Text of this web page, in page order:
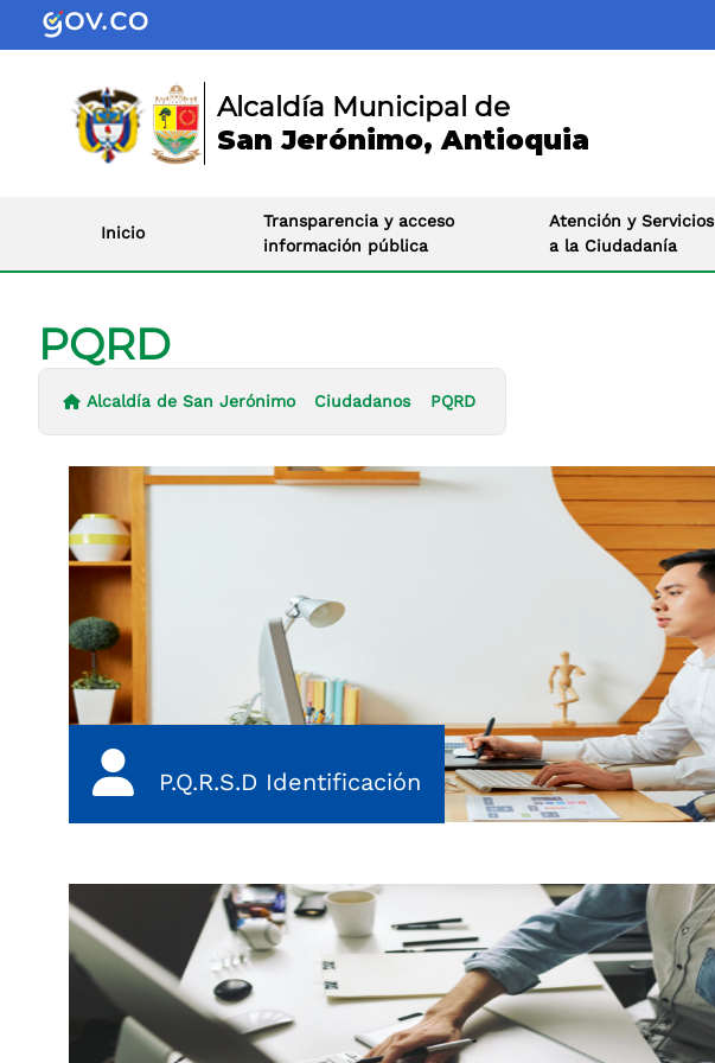
Alcaldía Municipal de
San Jerónimo, Antioquia
Inicio
Transparencia y acceso
información pública
Atención y Servicios
a la Ciudadanía
PQRD
Alcaldía de San Jerónimo Ciudadanos PQRD
P.Q.R.S.D Identificación